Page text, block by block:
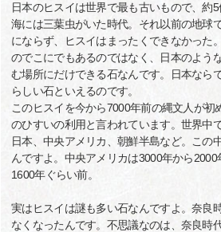
日本のヒスイは世界で最も古いもので、約5
海には三葉虫がいた時代。それ以前の地球
にならず、ヒスイはまったくできなかった
のでこにでもあるのではなく、日本のよう
む場所にだけできる石なんです。日本なら
らしい石といえるのです。
このヒスイを今から7000年前の縄文人が初
のひすいの利用と言われています。世界中
日本、中央アメリカ、朝鮮半島など。この
んですよ。中央アメリカは3000年から
1600年ぐらい前。
実はヒスイは謎も多い石なんですよ。奈良
なくなったんです。不思議なのは、奈良時